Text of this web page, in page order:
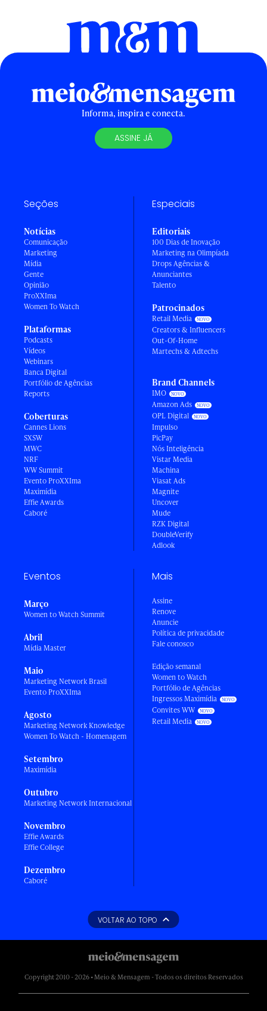
Informa, inspira e conecta.
ASSINE JÁ
Seções
Notícias
Comunicação
Marketing
Mídia
Gente
Opinião
ProXXIma
Women To Watch
Plataformas
Podcasts
Vídeos
Webinars
Banca Digital
Portfólio de Agências
Reports
Coberturas
Cannes Lions
SXSW
MWC
NRF
WW Summit
Evento ProXXIma
Maximídia
Effie Awards
Caboré
Especiais
Editoriais
100 Dias de Inovação
Marketing na Olimpíada
Drops Agências &
Anunciantes
Talento
Patrocinados
Retail Media
Creators & Influencers
Out-Of-Home
Martechs & Adtechs
Brand Channels
IMO
Amazon Ads
OPL Digital
Impulso
PicPay
Nós Inteligência
Vistar Media
Machina
Viasat Ads
Magnite
Uncover
Mude
RZK Digital
DoubleVerify
Adlook
Eventos
Março
Women to Watch Summit
Abril
Mídia Master
Maio
Marketing Network Brasil
Evento ProXXIma
Agosto
Marketing Network Knowledge
Women To Watch - Homenagem
Setembro
Maximídia
Outubro
Marketing Network Internacional
Novembro
Effie Awards
Effie College
Dezembro
Caboré
Mais
Assine
Renove
Anuncie
Política de privacidade
Fale conosco
Edição semanal
Women to Watch
Portfólio de Agências
Ingressos Maximídia
Convites WW
Retail Media
VOLTAR AO TOPO
Copyright 2010 - 2026 • Meio & Mensagem - Todos os direitos Reservados